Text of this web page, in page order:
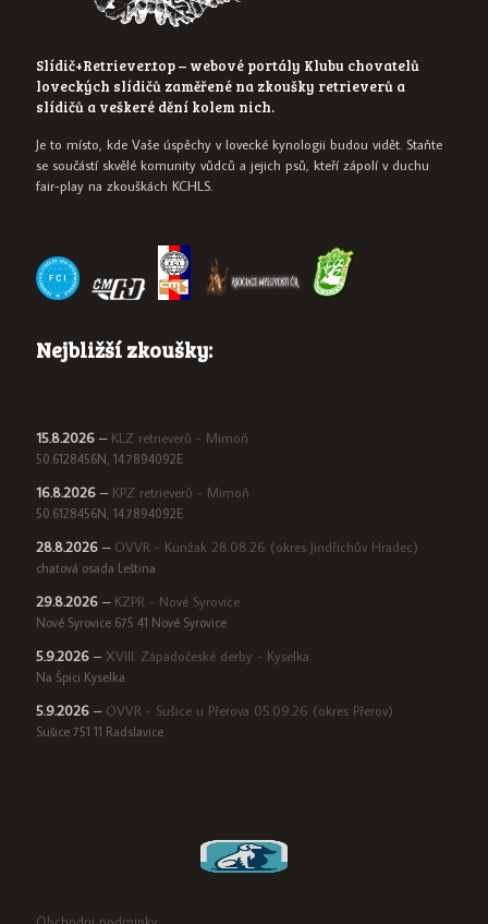
Slídič+Retriever.top – webové portály Klubu chovatelů
loveckých slídičů zaměřené na zkoušky retrieverů a
slídičů a veškeré dění kolem nich.
Je to místo, kde Vaše úspěchy v lovecké kynologii budou vidět. Staňte
se součástí skvělé komunity vůdců a jejich psů, kteří zápolí v duchu
fair-play na zkouškách KCHLS.
Nejbližší zkoušky:
15.8.2026 – KLZ retrieverů - Mimoň
50.6128456N, 14.7894092E
16.8.2026 – KPZ retrieverů - Mimoň
50.6128456N, 14.7894092E
28.8.2026 – OVVR - Kunžak 28.08.26 (okres Jindřichův Hradec)
chatová osada Leština
29.8.2026 – KZPR - Nové Syrovice
Nové Syrovice 675 41 Nové Syrovice
5.9.2026 – XVIII. Západočeské derby - Kyselka
Na Špici Kyselka
5.9.2026 – OVVR - Sušice u Přerova 05.09.26 (okres Přerov)
Sušice 751 11 Radslavice